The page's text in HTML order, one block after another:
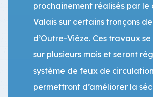
prochainement réalisés par le
Valais sur certains tronçons
d’Outre-Vièze. Ces travaux
sur plusieurs mois et seront
système de feux de
permettront d’améliorer la